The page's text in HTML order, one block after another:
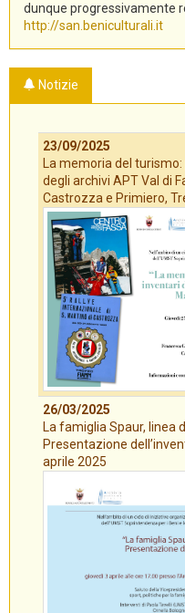
dunque progressivamente
http://san.beniculturali.it
Notizie
23/09/2025
La memoria del
degli archivi APT Val di
Castrozza e Primiero,
26/03/2025
La famiglia Spaur, linea
Presentazione
aprile 2025